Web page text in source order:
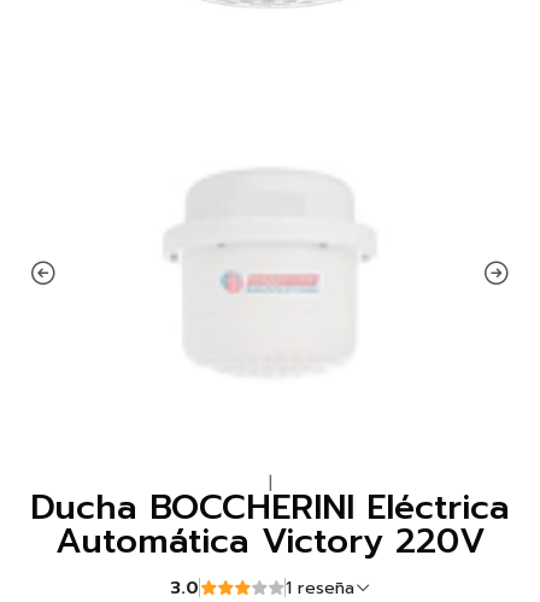
|
Ducha BOCCHERINI Eléctrica
Automática Victory 220V
3.0 1 reseña